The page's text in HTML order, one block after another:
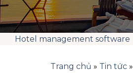
Hotel management software
Trang chủ » Tin tức »